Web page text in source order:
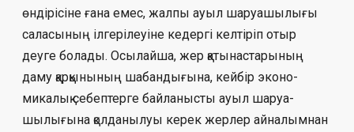
өндірісіне ғана емес, жалпы ауыл шаруашылығы
саласының іл­герілеуіне кедергі келтіріп отыр
деуге бо­лады. Осылайша, жер қатынастарының
даму қарқынының шабандығына, кейбір эконо­
микалық себептерге байланысты ауыл шаруа­
шылығына қолданылуы керек жерлер ай­налымнан